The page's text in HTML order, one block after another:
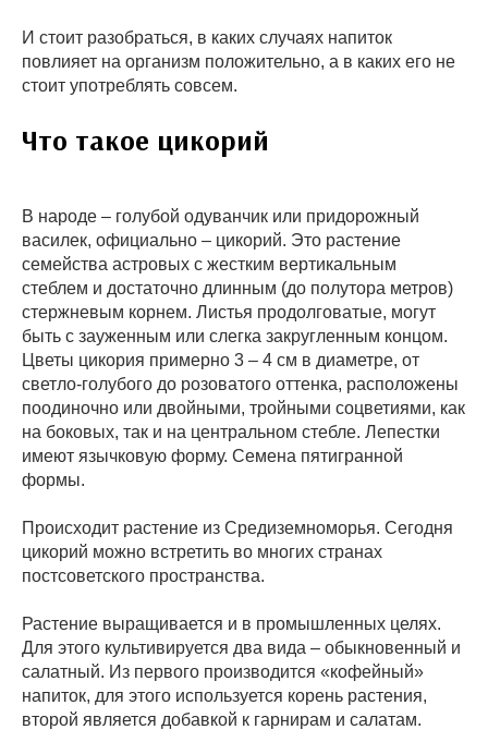
И стоит разобраться, в каких случаях напиток
повлияет на организм положительно, а в каких его не
стоит употреблять совсем.
Что такое цикорий
В народе – голубой одуванчик или придорожный
василек, официально – цикорий. Это растение
семейства астровых с жестким вертикальным
стеблем и достаточно длинным (до полутора метров)
стержневым корнем. Листья продолговатые, могут
быть с зауженным или слегка закругленным концом.
Цветы цикория примерно 3 – 4 см в диаметре, от
светло-голубого до розоватого оттенка, расположены
поодиночно или двойными, тройными соцветиями, как
на боковых, так и на центральном стебле. Лепестки
имеют язычковую форму. Семена пятигранной
формы.
Происходит растение из Средиземноморья. Сегодня
цикорий можно встретить во многих странах
постсоветского пространства.
Растение выращивается и в промышленных целях.
Для этого культивируется два вида – обыкновенный и
салатный. Из первого производится «кофейный»
напиток, для этого используется корень растения,
второй является добавкой к гарнирам и салатам.